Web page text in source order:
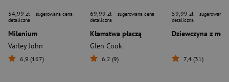
54,99 zł - sugerowana cena
detaliczna
Milenium
Varley John
6,9 (167)
69,99 zł - sugerowana cena
detaliczna
Kłamstwa płaczą
Glen Cook
6,2 (9)
59,99 zł - sugerowana
detaliczna
Dziewczyna z
7,4 (31)